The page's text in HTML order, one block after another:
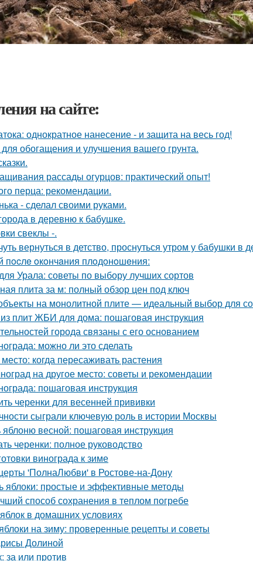
на сайте:
однократное нанесение - и защита на весь год!
обогащения и улучшения вашего грунта.
рассады огурцов: практический опыт!
перца: рекомендации.
- сделал своими руками.
в деревню к бабушке.
свеклы -.
вернуться в детство, проснуться утром у бабушки в
пocлe oкoнчaния плoдoнoшeния:
Урала: советы по выбору лучших сортов
плита за м: полный обзор цен под ключ
на монолитной плите — идеальный выбор для
плит ЖБИ для дома: пошаговая инструкция
города связаны с его основанием
можно ли это сделать
когда пересаживать растения
на другое место: советы и рекомендации
пошаговая инструкция
черенки для весенней прививки
сыграли ключевую роль в истории Москвы
весной: пошаговая инструкция
черенки: полное руководство
винограда к зиме
'ПолнаЛюбви' в Ростове-на-Дону
яблоки: простые и эффективные методы
способ сохранения в теплом погребе
в домашних условиях
на зиму: проверенные рецепты и советы
Долиной
за или против